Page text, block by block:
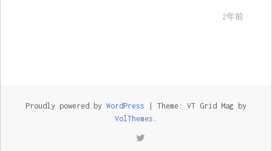
2年前
Proudly powered by WordPress
Theme: VT Grid Mag by
VolThemes .